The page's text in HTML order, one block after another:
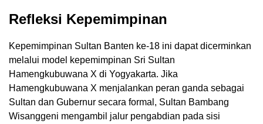
Refleksi Kepemimpinan
Kepemimpinan Sultan Banten ke-18 ini dapat dicerminkan
melalui model kepemimpinan Sri Sultan
Hamengkubuwana X di Yogyakarta. Jika
Hamengkubuwana X menjalankan peran ganda sebagai
Sultan dan Gubernur secara formal, Sultan Bambang
Wisanggeni mengambil jalur pengabdian pada sisi